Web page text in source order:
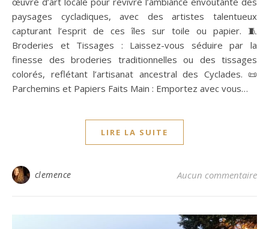
paysages cycladiques, avec des artistes talentueux
capturant l’esprit de ces îles sur toile ou papier. 🧵
Broderies et Tissages : Laissez-vous séduire par la
finesse des broderies traditionnelles ou des tissages
colorés, reflétant l’artisanat ancestral des Cyclades. 📜
Parchemins et Papiers Faits Main : Emportez avec vous…
LIRE LA SUITE
clemence Aucun commentaire